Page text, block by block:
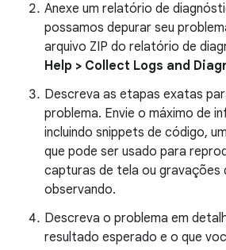
Anexe um relatório de
possamos depurar seu
arquivo ZIP do relatório de
Help > Collect Logs and
Descreva as etapas exatas
problema. Envie o máximo de
incluindo snippets de código,
que pode ser usado para
capturas de tela ou gravações
observando.
Descreva o problema em
resultado esperado e o que